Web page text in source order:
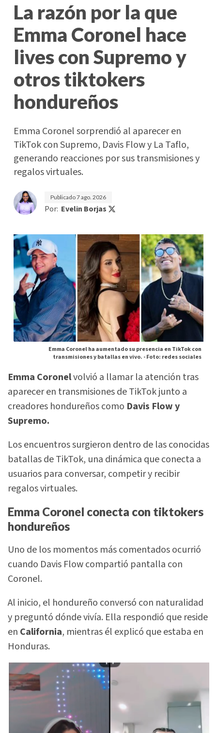
La razón por la que
Emma Coronel hace
lives con Supremo y
otros tiktokers
hondureños
Emma Coronel sorprendió al aparecer en
TikTok con Supremo, Davis Flow y La Taflo,
generando reacciones por sus transmisiones y
regalos virtuales.
Publicado7 ago. 2026
Por: Evelin Borjas
Emma Coronel ha aumentado su presencia en TikTok con
transmisiones y batallas en vivo. -Foto: redes sociales
Emma Coronelvolvió a llamar la atención tras
aparecer en transmisiones de TikTok junto a
creadores hondureños como Davis Flow y
Supremo.
Los encuentros surgieron dentro de las conocidas
batallas de TikTok, una dinámica que conecta a
usuarios para conversar, competir y recibir
regalos virtuales.
Emma Coronel conecta con tiktokers
hondureños
Uno de los momentos más comentados ocurrió
cuando Davis Flow compartió pantalla con
Coronel.
Al inicio, el hondureño conversó con naturalidad
y preguntó dónde vivía. Ella respondió que reside
en California, mientras él explicó que estaba en
Honduras.